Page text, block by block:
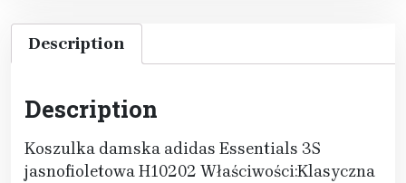
Description
Description
Koszulka damska adidas Essentials 3S
jasnofioletowa H10202 Właściwości:Klasyczna